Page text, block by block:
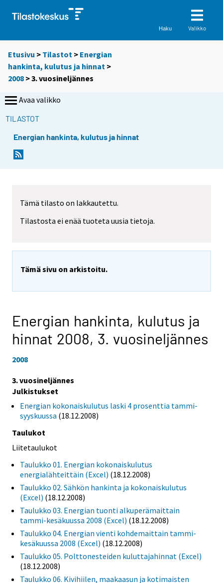
Haku Valikko
Etusivu > Tilastot > Energian
hankinta, kulutus ja hinnat >
2008 >3. vuosineljännes
Avaa valikko
TILASTOT
Energian hankinta, kulutus ja hinnat
Tämä tilasto on lakkautettu.
Tilastosta ei enää tuoteta uusia tietoja.
Tämä sivu on arkistoitu.
Energian hankinta, kulutus ja
hinnat 2008, 3. vuosineljännes
2008
3. vuosineljännes
Julkistukset
Energian kokonaiskulutus laski 4 prosenttia tammi-
syyskuussa (18.12.2008)
Taulukot
Liitetaulukot
Taulukko 01. Energian kokonaiskulutus
energialähteittäin (Excel) (18.12.2008)
Taulukko 02. Sähkön hankinta ja kokonaiskulutus
(Excel) (18.12.2008)
Taulukko 03. Energian tuonti alkuperämaittain
tammi-kesäkuussa 2008 (Excel) (18.12.2008)
Taulukko 04. Energian vienti kohdemaittain tammi-
kesäkuussa 2008 (Excel) (18.12.2008)
Taulukko 05. Polttonesteiden kuluttajahinnat (Excel)
(18.12.2008)
Taulukko 06. Kivihiilen, maakaasun ja kotimaisten